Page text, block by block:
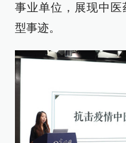
事业单位，展现中
型事迹。